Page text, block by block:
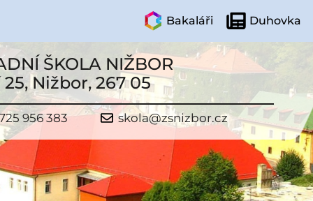
Bakaláři Duhovka
ŠKOLA NIŽBOR
Nižbor, 267 05
956 383 skola@zsnizbor.cz